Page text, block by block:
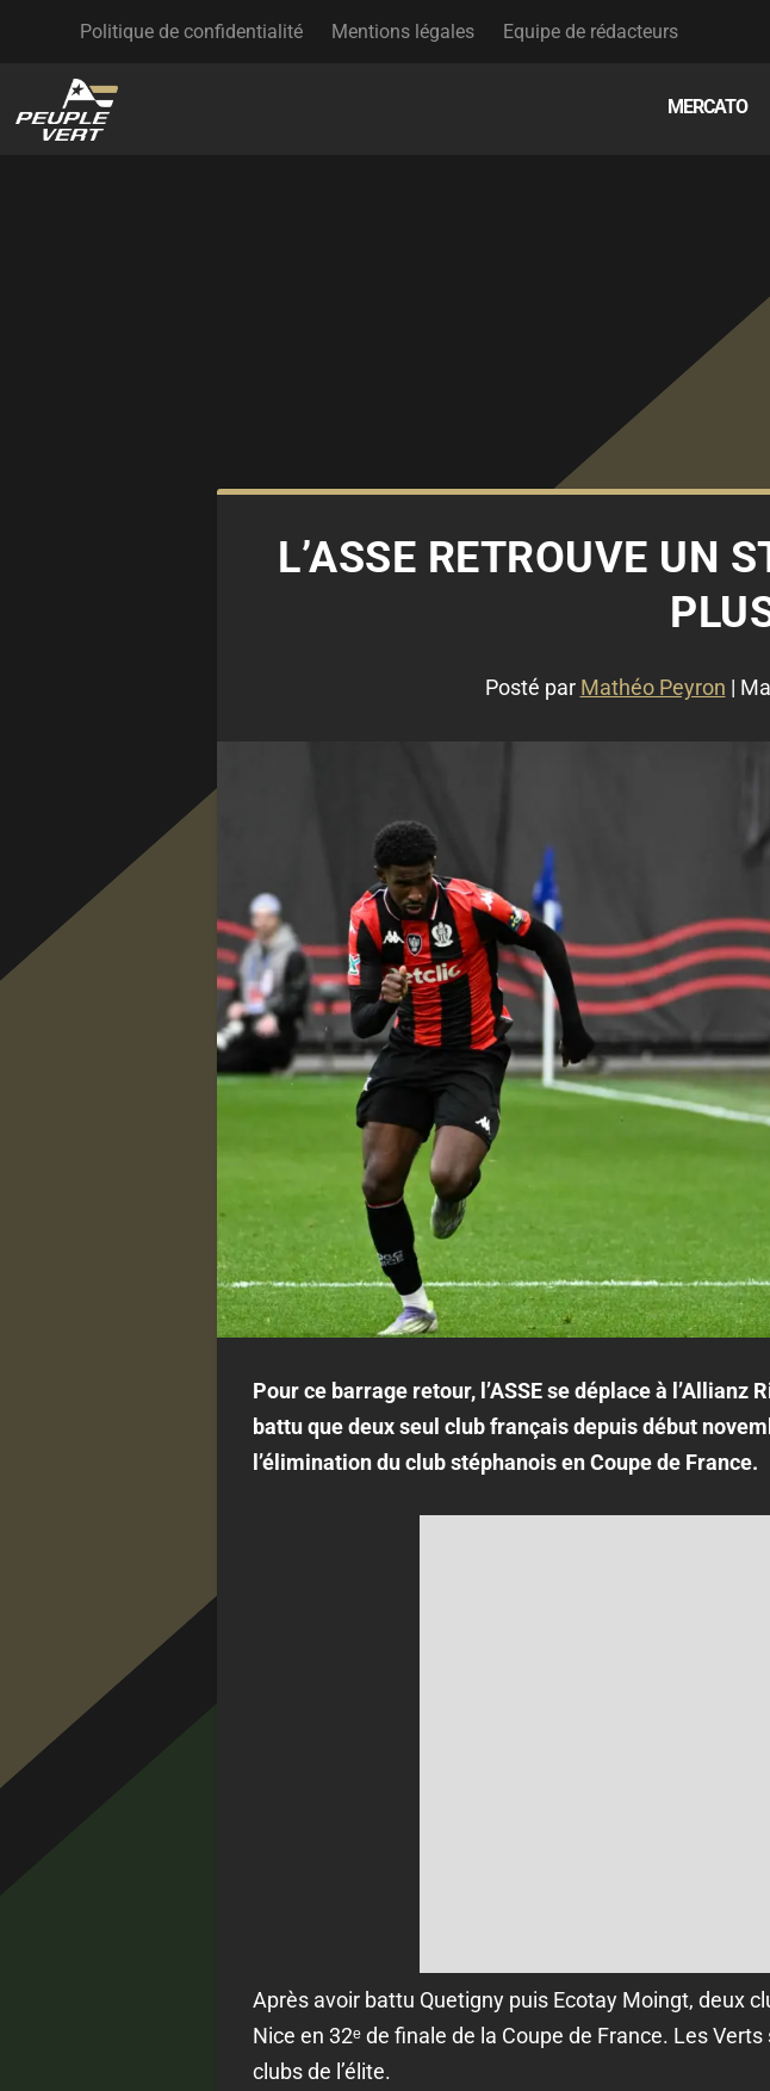
Politique de confidentialité Mentions légales Equipe de rédacteurs
MERCATO
L’ASSE RETROUVE UN
Posté par Mathéo Peyron |
Pour ce barrage retour, l’ASSE se déplace à l’Allianz
battu que deux seul club français depuis début
l’élimination du club stéphanois en Coupe de France.
Après avoir battu Quetigny puis Ecotay Moingt, deux
Nice en 32ᵉ de finale de la Coupe de France. Les Verts
clubs de l’élite.